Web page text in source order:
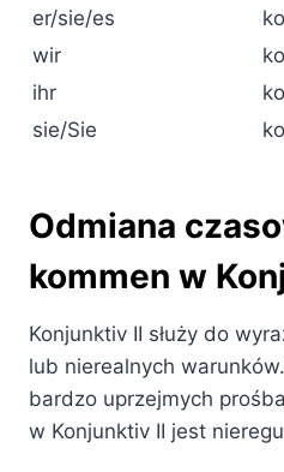
er/sie/es
wir
ihr
sie/Sie
Odmiana
kommen w
Konjunktiv II służy do
lub nierealnych
bardzo uprzejmych
w Konjunktiv II jest